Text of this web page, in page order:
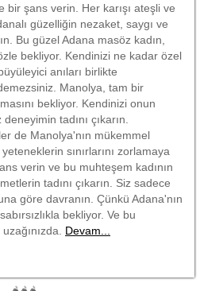
şans verin. Her karışı ateşli ve
güzelliğin nezaket, saygı ve
Bu güzel Adana masöz kadın,
bekliyor. Kendinizi ne kadar özel
anıları birlikte
Manolya, tam bir
bekliyor. Kendinizi onun
tadını çıkarın.
de Manolya'nın mükemmel
sınırlarını zorlamaya
verin ve bu muhteşem kadının
tadını çıkarın. Siz sadece
göre davranın. Çünkü Adana'nın
bekliyor. Ve bu
Devam...